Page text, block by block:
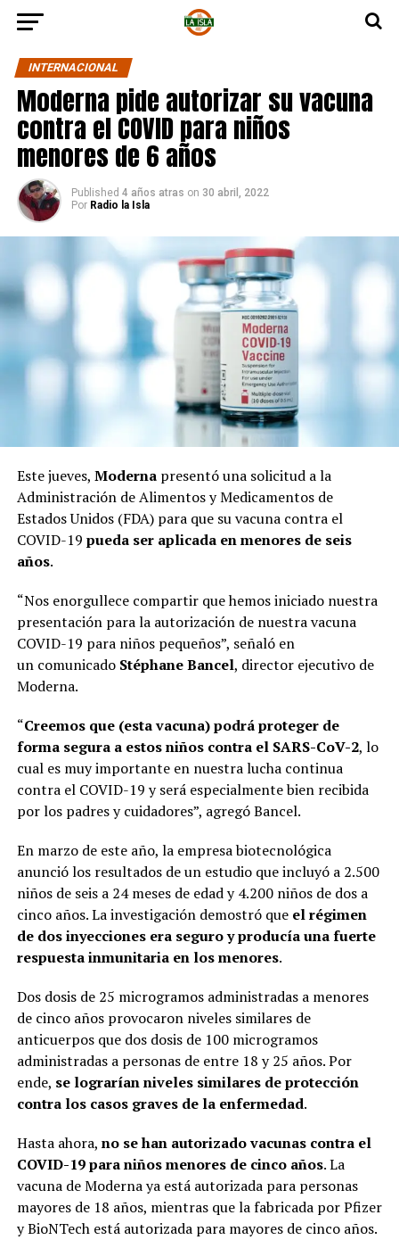
INTERNACIONAL
Moderna pide autorizar su vacuna
contra el COVID para niños
menores de 6 años
Published 4 años atras on 30 abril, 2022
Por Radio la Isla
Este jueves, Modernapresentó una solicitud a la
Administración de Alimentos y Medicamentos de
Estados Unidos (FDA) para que su vacuna contra el
COVID-19 pueda ser aplicada en menores de seis
años.
“Nos enorgullece compartir que hemos iniciado nuestra
presentación para la autorización de nuestra vacuna
COVID-19 para niños pequeños”, señaló en
un comunicadoStéphane Bancel, director ejecutivo de
Moderna.
“Creemos que (esta vacuna) podrá proteger de
forma segura a estos niños contra el SARS-CoV-2, lo
cual es muy importante en nuestra lucha continua
contra el COVID-19 y será especialmente bien recibida
por los padres y cuidadores”, agregó Bancel.
En marzo de este año, la empresa biotecnológica
anunció los resultados de un estudio que incluyó a 2.500
niños de seis a 24 meses de edad y 4.200 niños de dos a
cinco años. La investigación demostró queel régimen
de dos inyecciones era seguro y producía una fuerte
respuesta inmunitaria en los menores.
Dos dosis de 25 microgramos administradas a menores
de cinco años provocaron niveles similares de
anticuerpos que dos dosis de 100 microgramos
administradas a personas de entre 18 y 25 años. Por
ende, se lograrían niveles similares de protección
contra los casos graves de la enfermedad.
Hasta ahora, no se han autorizado vacunas contra el
COVID-19 para niños menores de cinco años. La
vacuna de Moderna ya está autorizada para personas
mayores de 18 años, mientras que la fabricada por Pfizer
y BioNTech está autorizada para mayores de cinco años.